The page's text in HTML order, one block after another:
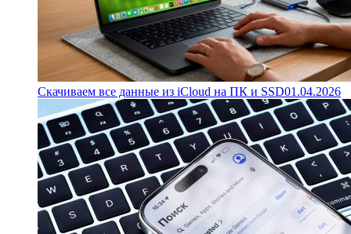
Скачиваем все данные из iCloud на ПК и SSD01.04.2026